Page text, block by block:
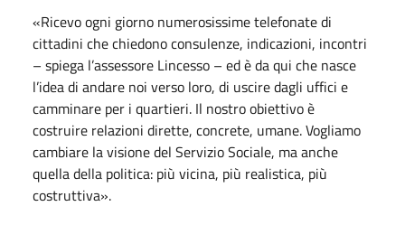
«Ricevo ogni giorno numerosissime telefonate di
cittadini che chiedono consulenze, indicazioni, incontri
– spiega l’assessore Lincesso – ed è da qui che nasce
l’idea di andare noi verso loro, di uscire dagli uffici e
camminare per i quartieri. Il nostro obiettivo è
costruire relazioni dirette, concrete, umane. Vogliamo
cambiare la visione del Servizio Sociale, ma anche
quella della politica: più vicina, più realistica, più
costruttiva».